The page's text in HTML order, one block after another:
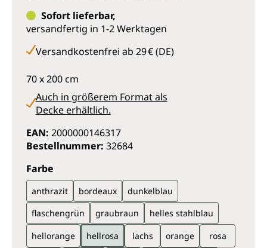
Sofort lieferbar,
versandfertig in 1-2 Werktagen
Versandkostenfrei ab 29 € (DE)
70 x 200 cm
Auch in größerem Format als
Decke erhältlich.
EAN: 2000000146317
Bestellnummer: 32684
Farbe
anthrazit bordeaux
dunkelblau
flaschengrün
graubraun
helles stahlblau
hellorange
hellrosa lachs orange
rosa